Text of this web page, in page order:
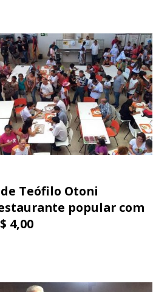
Teófilo Otoni
popular com
4,00